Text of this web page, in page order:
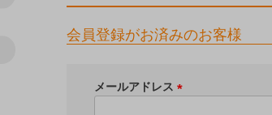
会員登録がお済みのお客様
メールアドレス